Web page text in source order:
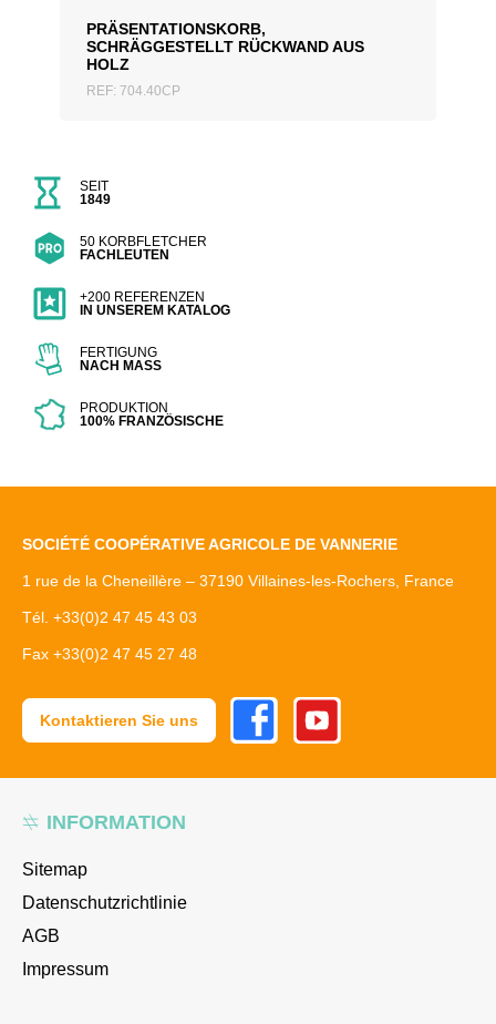
PRÄSENTATIONSKORB,
SCHRÄGGESTELLT RÜCKWAND AUS
HOLZ
REF: 704.40CP
SEIT
1849
50 KORBFLETCHER
FACHLEUTEN
+200 REFERENZEN
IN UNSEREM KATALOG
FERTIGUNG
NACH MASS
PRODUKTION
100% FRANZÖSISCHE
INFORMATION
Sitemap
Datenschutzrichtlinie
AGB
Impressum
SOCIÉTÉ COOPÉRATIVE AGRICOLE DE VANNERIE
1 rue de la Cheneillère – 37190 Villaines-les-Rochers, France
Tél. +33(0)2 47 45 43 03
Fax +33(0)2 47 45 27 48
Kontaktieren Sie uns
FacebookYoutube